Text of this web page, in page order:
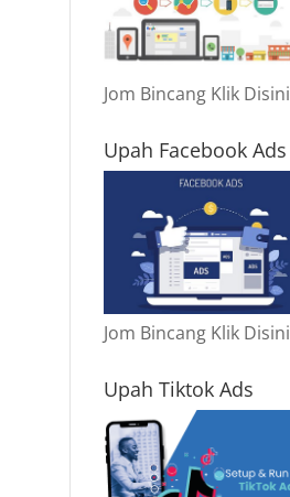
Jom Bincang Klik Disini
Upah Facebook Ads
Jom Bincang Klik Disini
Upah Tiktok Ads